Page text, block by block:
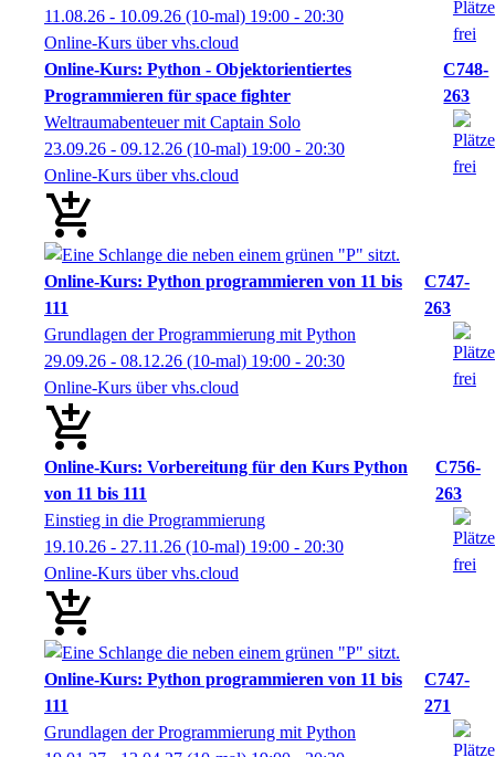
11.08.26 - 10.09.26 (10-mal) 19:00 - 20:30
Online-Kurs über vhs.cloud
Online-Kurs: Python - Objektorientiertes
Programmieren für space fighter
C748-
263
Weltraumabenteuer mit Captain Solo
23.09.26 - 09.12.26 (10-mal) 19:00 - 20:30
Online-Kurs über vhs.cloud
Online-Kurs: Python programmieren von 11 bis
111
C747-
263
Grundlagen der Programmierung mit Python
29.09.26 - 08.12.26 (10-mal) 19:00 - 20:30
Online-Kurs über vhs.cloud
Online-Kurs: Vorbereitung für den Kurs Python
von 11 bis 111
C756-
263
Einstieg in die Programmierung
19.10.26 - 27.11.26 (10-mal) 19:00 - 20:30
Online-Kurs über vhs.cloud
Online-Kurs: Python programmieren von 11 bis
111
C747-
271
Grundlagen der Programmierung mit Python